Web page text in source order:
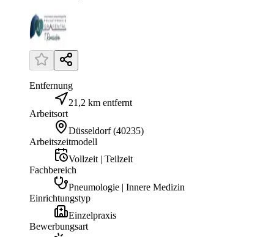
Entfernung
21,2 km entfernt
Arbeitsort
Düsseldorf (40235)
Arbeitszeitmodell
Vollzeit | Teilzeit
Fachbereich
Pneumologie | Innere Medizin
Einrichtungstyp
Einzelpraxis
Bewerbungsart